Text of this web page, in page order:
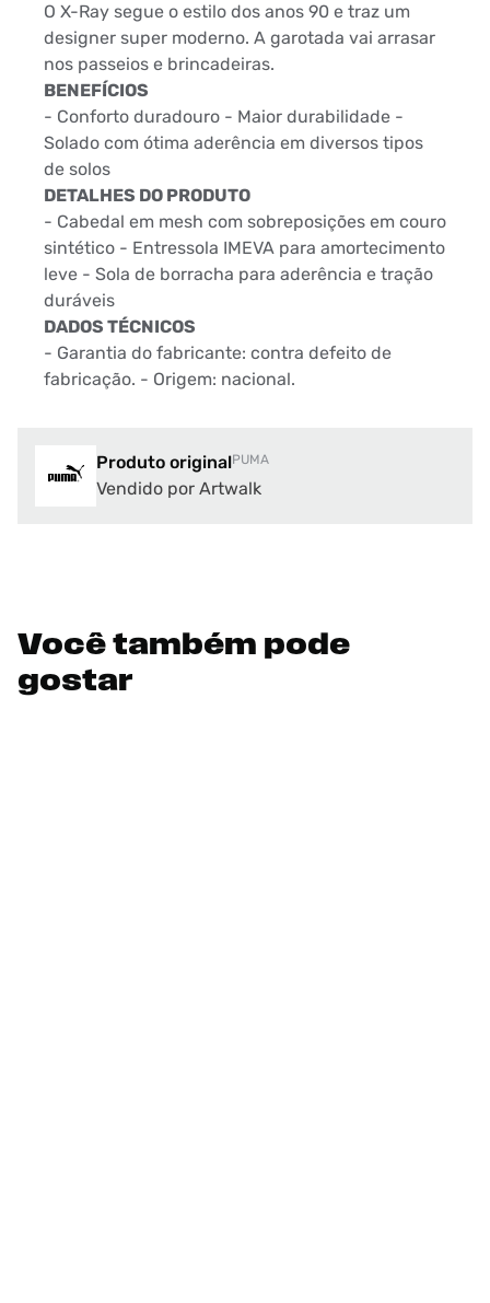
O X-Ray segue o estilo dos anos 90 e traz um
designer super moderno. A garotada vai arrasar
nos passeios e brincadeiras.
BENEFÍCIOS
- Conforto duradouro - Maior durabilidade -
Solado com ótima aderência em diversos tipos
de solos
DETALHES DO PRODUTO
- Cabedal em mesh com sobreposições em couro
sintético - Entressola IMEVA para amortecimento
leve - Sola de borracha para aderência e tração
duráveis
DADOS TÉCNICOS
- Garantia do fabricante: contra defeito de
fabricação. - Origem: nacional.
Produto originalPUMA
Vendido por Artwalk
Você também pode
gostar